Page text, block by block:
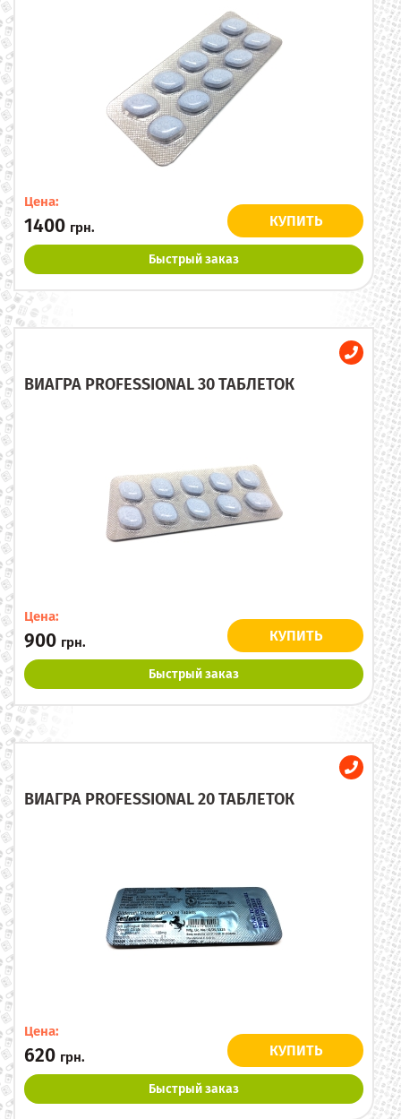
Цена:
1400 грн. КУПИТЬ
Быстрый заказ
ВИАГРА PROFESSIONAL 30 ТАБЛЕТОК
Цена:
900 грн. КУПИТЬ
Быстрый заказ
ВИАГРА PROFESSIONAL 20 ТАБЛЕТОК
Цена:
620 грн. КУПИТЬ
Быстрый заказ